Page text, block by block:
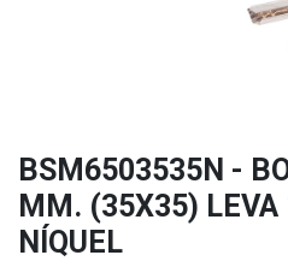
BSM6503535N -
MM. (35X35)
NÍQUEL